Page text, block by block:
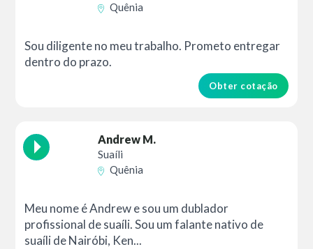
Quênia
Sou diligente no meu trabalho. Prometo entregar
dentro do prazo.
Obter cotação
Andrew M.
Suaíli
Quênia
Meu nome é Andrew e sou um dublador
profissional de suaíli. Sou um falante nativo de
suaíli de Nairóbi, Ken...